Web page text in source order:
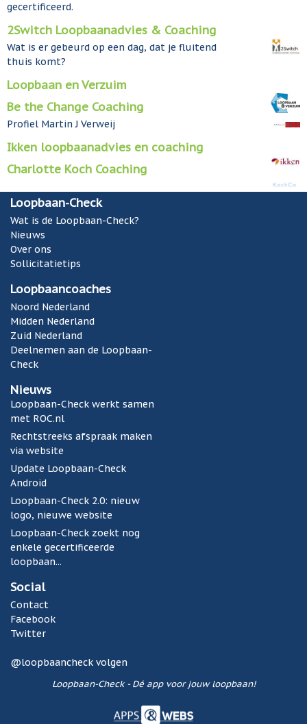
gecertificeerd.
2Switch Loopbaanadvies & Coaching
Wat is er gebeurd op een dag, dat je fluitend
thuis komt?
Loopbaan en Verzuim
Be the Change Coaching
Profiel Martin J Verweij
Ikken loopbaanadvies en coaching
Charlotte Koch Coaching
Loopbaan-Check
Wat is de Loopbaan-Check?
Nieuws
Over ons
Sollicitatietips
Loopbaancoaches
Noord Nederland
Midden Nederland
Zuid Nederland
Deelnemen aan de Loopbaan-
Check
Nieuws
Loopbaan-Check werkt samen
met ROC.nl
Rechtstreeks afspraak maken
via website
Update Loopbaan-Check
Android
Loopbaan-Check 2.0: nieuw
logo, nieuwe website
Loopbaan-Check zoekt nog
enkele gecertificeerde
loopbaan...
Social
Contact
Facebook
Twitter
@loopbaancheck volgen
Loopbaan-Check - Dé app voor jouw loopbaan!